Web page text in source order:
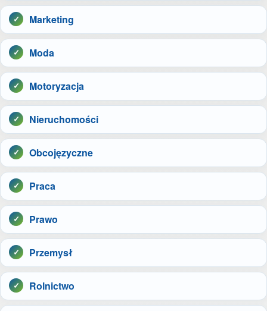
Marketing
Moda
Motoryzacja
Nieruchomości
Obcojęzyczne
Praca
Prawo
Przemysł
Rolnictwo